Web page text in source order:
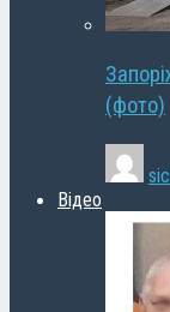
(фото)
Відео